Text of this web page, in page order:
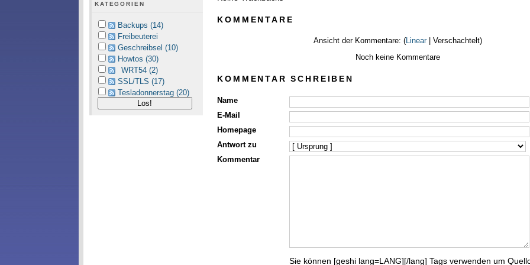
KATEGORIEN
Backups (14)
Freibeuterei
Geschreibsel (10)
Howtos (30)
WRT54 (2)
SSL/TLS (17)
Tesladonnerstag (20)
KOMMENTARE
Ansicht der Kommentare: (Linear| Verschachtelt)
Noch keine Kommentare
KOMMENTAR SCHREIBEN
Name
E-Mail
Homepage
Antwort zu
Kommentar
Sie können [geshi lang=LANG][/lang] Tags verwenden um